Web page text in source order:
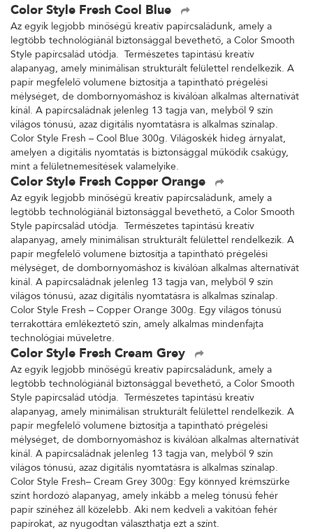
Color Style Fresh Cool Blue
Az egyik legjobb minőségű kreatív papírcsaládunk, amely a
legtöbb technológiánál biztonsággal bevethető, a Color Smooth
Style papírcsalád utódja. Természetes tapintású kreatív
alapanyag, amely minimálisan strukturált felülettel rendelkezik. A
papír megfelelő volumene biztosítja a tapintható prégelési
mélységet, de dombornyomáshoz is kiválóan alkalmas alternatívát
kínál. A papírcsaládnak jelenleg 13 tagja van, melyből 9 szín
világos tónusú, azaz digitális nyomtatásra is alkalmas színalap.
Color Style Fresh – Cool Blue 300g. Világoskék hideg árnyalat,
amelyen a digitális nyomtatás is biztonsággal működik csakúgy,
mint a felületnemesítések valamelyike.
Color Style Fresh Copper Orange
Az egyik legjobb minőségű kreatív papírcsaládunk, amely a
legtöbb technológiánál biztonsággal bevethető, a Color Smooth
Style papírcsalád utódja. Természetes tapintású kreatív
alapanyag, amely minimálisan strukturált felülettel rendelkezik. A
papír megfelelő volumene biztosítja a tapintható prégelési
mélységet, de dombornyomáshoz is kiválóan alkalmas alternatívát
kínál. A papírcsaládnak jelenleg 13 tagja van, melyből 9 szín
világos tónusú, azaz digitális nyomtatásra is alkalmas színalap.
Color Style Fresh – Copper Orange 300g. Egy világos tónusú
terrakottára emlékeztető szín, amely alkalmas mindenfajta
technológiai műveletre.
Color Style Fresh Cream Grey
Az egyik legjobb minőségű kreatív papírcsaládunk, amely a
legtöbb technológiánál biztonsággal bevethető, a Color Smooth
Style papírcsalád utódja. Természetes tapintású kreatív
alapanyag, amely minimálisan strukturált felülettel rendelkezik. A
papír megfelelő volumene biztosítja a tapintható prégelési
mélységet, de dombornyomáshoz is kiválóan alkalmas alternatívát
kínál. A papírcsaládnak jelenleg 13 tagja van, melyből 9 szín
világos tónusú, azaz digitális nyomtatásra is alkalmas színalap.
Color Style Fresh– Cream Grey 300g: Egy könnyed krémszürke
színt hordozó alapanyag, amely inkább a meleg tónusú fehér
papír színéhez áll közelebb. Aki nem kedveli a vakítóan fehér
papírokat, az nyugodtan választhatja ezt a színt.